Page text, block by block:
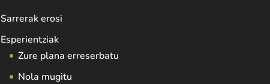
Sarrerak erosi
Esperientziak
Zure plana erreserbatu
Nola mugitu